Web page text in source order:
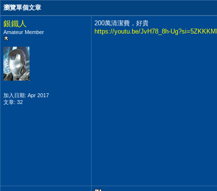
瀏覽單個文章
銀鐵人
Amateur Member
加入日期: Apr 2017
文章: 32
200萬清潔費，好貴
https://youtu.be/JvH78_8h-